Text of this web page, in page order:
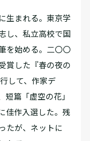
生まれる。東京学
し、私立高校で国
を始める。二〇〇
賞した『春の夜の
して、作家デ
短篇「虚空の花」
佳作入選した。残
たが、ネットに